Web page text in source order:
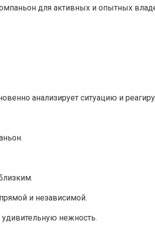
для активных и опытных
анализирует ситуацию и
и независимой.
нежность.